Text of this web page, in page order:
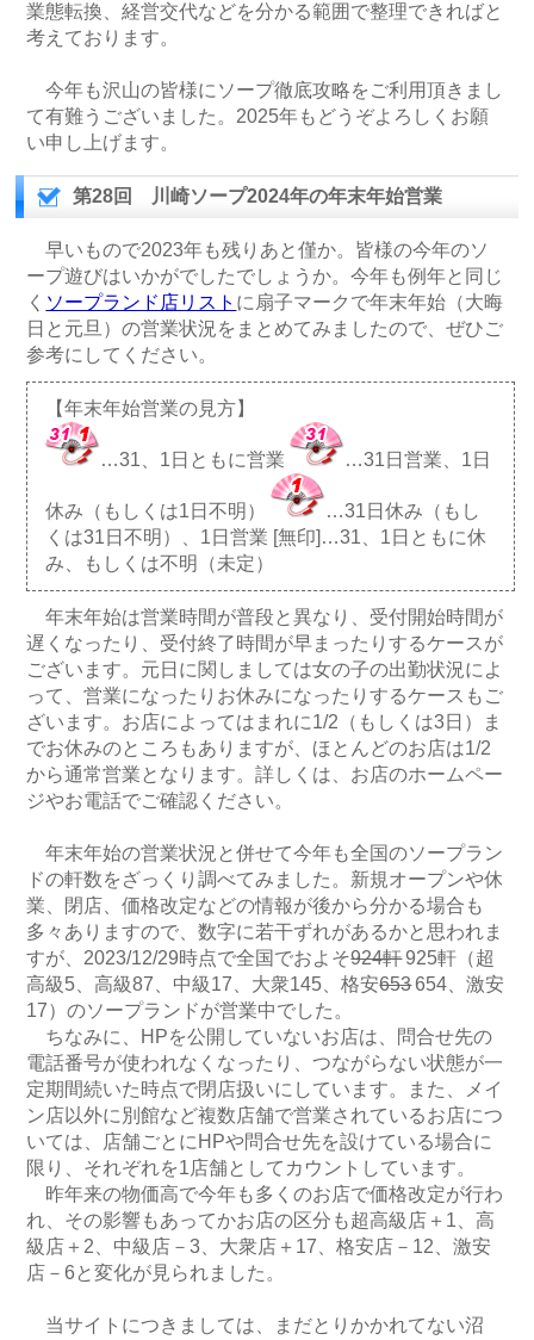
業態転換、経営交代などを分かる範囲で整理できればと
考えております。
今年も沢山の皆様にソープ徹底攻略をご利用頂きまし
て有難うございました。2025年もどうぞよろしくお願
い申し上げます。
第28回 川崎ソープ2024年の年末年始営業
早いもので2023年も残りあと僅か。皆様の今年のソ
ープ遊びはいかがでしたでしょうか。今年も例年と同じ
く ソープランド店リスト に扇子マークで年末年始（大晦
日と元旦）の営業状況をまとめてみましたので、ぜひご
参考にしてください。
【年末年始営業の見方】
…31、1日ともに営業 …31日営業、1日
休み（もしくは1日不明）
…31日休み（もし
くは31日不明）、1日営業 [無印]…31、1日ともに休
み、もしくは不明（未定）
年末年始は営業時間が普段と異なり、受付開始時間が
遅くなったり、受付終了時間が早まったりするケースが
ございます。元日に関しましては女の子の出勤状況によ
って、営業になったりお休みになったりするケースもご
ざいます。お店によってはまれに1/2（もしくは3日）ま
でお休みのところもありますが、ほとんどのお店は1/2
から通常営業となります。詳しくは、お店のホームペー
ジやお電話でご確認ください。
年末年始の営業状況と併せて今年も全国のソープラン
ドの軒数をざっくり調べてみました。新規オープンや休
業、閉店、価格改定などの情報が後から分かる場合も
多々ありますので、数字に若干ずれがあるかと思われま
すが、2023/12/29時点で全国でおよそ924軒925軒（超
高級5、高級87、中級17、大衆145、格安653654、激安
17）のソープランドが営業中でした。
ちなみに、HPを公開していないお店は、問合せ先の
電話番号が使われなくなったり、つながらない状態が一
定期間続いた時点で閉店扱いにしています。また、メイ
ン店以外に別館など複数店舗で営業されているお店につ
いては、店舗ごとにHPや問合せ先を設けている場合に
限り、それぞれを1店舗としてカウントしています。
昨年来の物価高で今年も多くのお店で価格改定が行わ
れ、その影響もあってかお店の区分も超高級店＋1、高
級店＋2、中級店－3、大衆店＋17、格安店－12、激安
店－6と変化が見られました。
当サイトにつきましては、まだとりかかれてない沼